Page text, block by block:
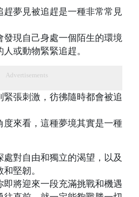
趕夢見被追趕是一種非常常見
發現自己身處一個陌生的環境
或動物緊緊追趕。
Advertisements
緊張刺激，彷彿隨時都會被追
度來看，這種夢境其實是一種
處對自由和獨立的渴望，以及
堅韌。
即將迎來一段充滿挑戰和機遇